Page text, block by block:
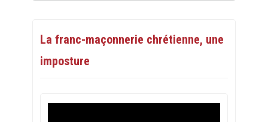
La franc-maçonnerie chrétienne, une
imposture